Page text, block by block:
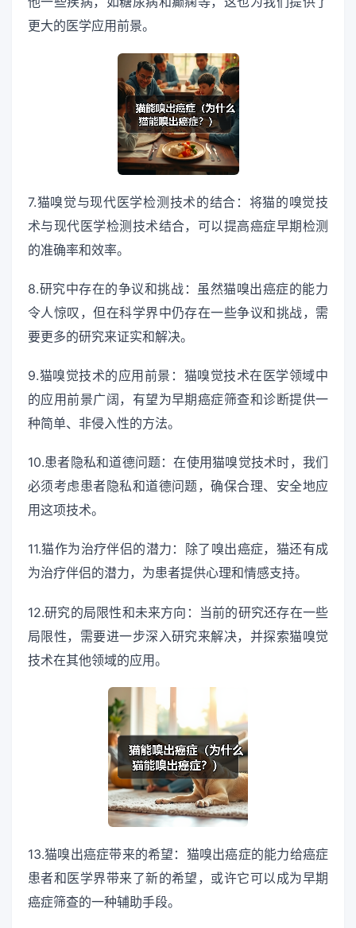
更大的医学应用前景。
7.猫嗅觉与现代医学检测技术的结合：将猫的嗅觉技
术与现代医学检测技术结合，可以提高癌症早期检测
的准确率和效率。
8.研究中存在的争议和挑战：虽然猫嗅出癌症的能力
令人惊叹，但在科学界中仍存在一些争议和挑战，需
要更多的研究来证实和解决。
9.猫嗅觉技术的应用前景：猫嗅觉技术在医学领域中
的应用前景广阔，有望为早期癌症筛查和诊断提供一
种简单、非侵入性的方法。
10.患者隐私和道德问题：在使用猫嗅觉技术时，我们
必须考虑患者隐私和道德问题，确保合理、安全地应
用这项技术。
11.猫作为治疗伴侣的潜力：除了嗅出癌症，猫还有成
为治疗伴侣的潜力，为患者提供心理和情感支持。
12.研究的局限性和未来方向：当前的研究还存在一些
局限性，需要进一步深入研究来解决，并探索猫嗅觉
技术在其他领域的应用。
13.猫嗅出癌症带来的希望：猫嗅出癌症的能力给癌症
患者和医学界带来了新的希望，或许它可以成为早期
癌症筛查的一种辅助手段。